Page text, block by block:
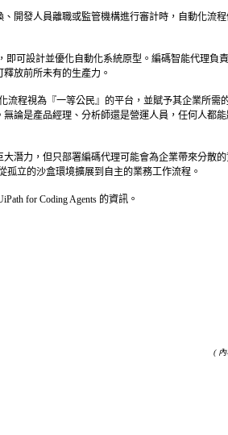
開發人員離職或監管機構進行審計時，自動化流
可設計並優化自動化系統原型。編碼智能代理負
放前所未有的生產力。
程視為『一等公民』的平台，並賦予其企業所需
論是產品經理、分析師還是營運人員，任何人都
潛力，但只部署編碼代理可能會為企業帶來分散
孤立的沙盒環境擴展到自主的業務工作流程。
for Coding Agents 的資訊。
( 內